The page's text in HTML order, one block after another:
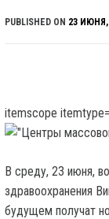
PUBLISHED ON 23 ИЮНЯ,
itemscope
В среду, 23 июня,
здравоохранения
будущем получат